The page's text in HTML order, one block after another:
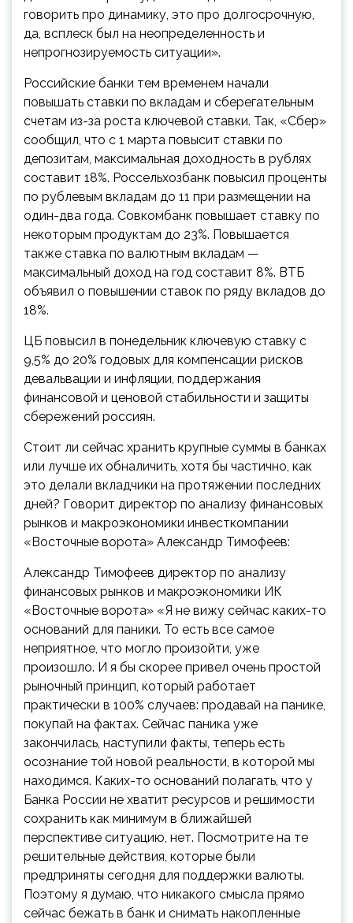
говорить про динамику, это про долгосрочную,
да, всплеск был на неопределенность и
непрогнозируемость ситуации».
Российские банки тем временем начали
повышать ставки по вкладам и сберегательным
счетам из-за роста ключевой ставки. Так, «Сбер»
сообщил, что с 1 марта повысит ставки по
депозитам, максимальная доходность в рублях
составит 18%. Россельхозбанк повысил проценты
по рублевым вкладам до 11 при размещении на
один-два года. Совкомбанк повышает ставку по
некоторым продуктам до 23%. Повышается
также ставка по валютным вкладам —
максимальный доход на год составит 8%. ВТБ
объявил о повышении ставок по ряду вкладов до
18%.
ЦБ повысил в понедельник ключевую ставку с
9,5% до 20% годовых для компенсации рисков
девальвации и инфляции, поддержания
финансовой и ценовой стабильности и защиты
сбережений россиян.
Стоит ли сейчас хранить крупные суммы в банках
или лучше их обналичить, хотя бы частично, как
это делали вкладчики на протяжении последних
дней? Говорит директор по анализу финансовых
рынков и макроэкономики инвесткомпании
«Восточные ворота» Александр Тимофеев:
Александр Тимофеев директор по анализу
финансовых рынков и макроэкономики ИК
«Восточные ворота» «Я не вижу сейчас каких-то
оснований для паники. То есть все самое
неприятное, что могло произойти, уже
произошло. И я бы скорее привел очень простой
рыночный принцип, который работает
практически в 100% случаев: продавай на панике,
покупай на фактах. Сейчас паника уже
закончилась, наступили факты, теперь есть
осознание той новой реальности, в которой мы
находимся. Каких-то оснований полагать, что у
Банка России не хватит ресурсов и решимости
сохранить как минимум в ближайшей
перспективе ситуацию, нет. Посмотрите на те
решительные действия, которые были
предприняты сегодня для поддержки валюты.
Поэтому я думаю, что никакого смысла прямо
сейчас бежать в банк и снимать накопленные